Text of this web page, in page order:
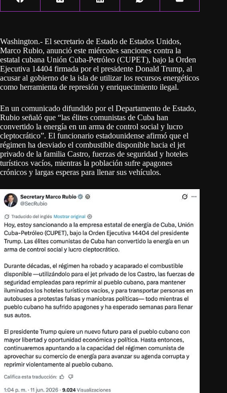
Washington.- El secretario de Estado de Estados Unidos,
Marco Rubio, anunció este miércoles sanciones contra la
estatal cubana Unión Cuba-Petróleo (CUPET), bajo la Orden
Ejecutiva 14404 firmada por el presidente Donald Trump, al
acusar al gobierno de la isla de utilizar los recursos energéticos
como herramienta de represión y enriquecimiento ilegal.
En un comunicado difundido por el Departamento de Estado,
Rubio señaló que “las élites comunistas de Cuba han
convertido la energía en un arma de control social y lucro
cleptocrático”. El funcionario estadounidense afirmó que el
régimen ha desviado el combustible disponible hacia el jet
privado de la familia Castro, fuerzas de seguridad y hoteles
turísticos vacíos, mientras la población sufre apagones
crónicos y largas esperas para llenar sus vehículos.